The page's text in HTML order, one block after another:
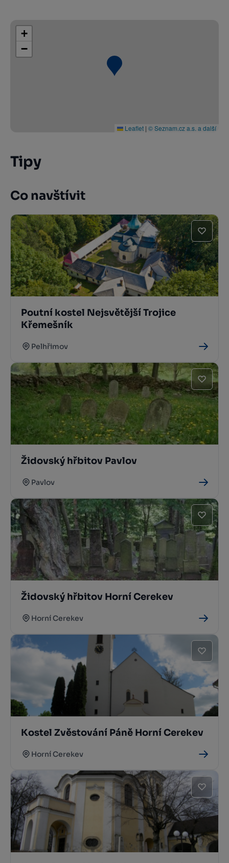
+
−
Leaflet | © Seznam.cz a.s. a další
Tipy
Co navštívit
Poutní kostel Nejsvětější Trojice
Křemešník
Pelhřimov
Židovský hřbitov Pavlov
Pavlov
Židovský hřbitov Horní Cerekev
Horní Cerekev
Kostel Zvěstování Páně Horní Cerekev
Horní Cerekev